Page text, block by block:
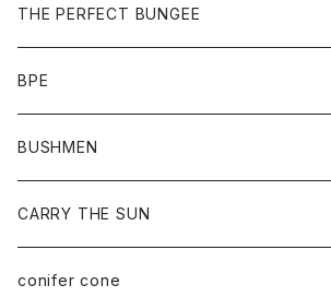
THE PERFECT BUNGEE
BPE
BUSHMEN
CARRY THE SUN
conifer cone